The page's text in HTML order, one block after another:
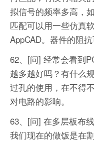
拟信号的频率多高，
匹配可以用一些仿真
AppCAD。器件的阻
62、[问] 经常会看到
越多越好吗？有什么
过孔的使用，在不得
对电路的影响。
63、[问] 在多层板布
我们现在的做饭是在